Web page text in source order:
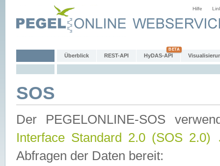
Hilfe
Überblick REST-API HyDAS-API
SOS
Der PEGELONLINE-SOS
Interface Standard 2.0 (SOS 2.0)
Abfragen der Daten bereit: